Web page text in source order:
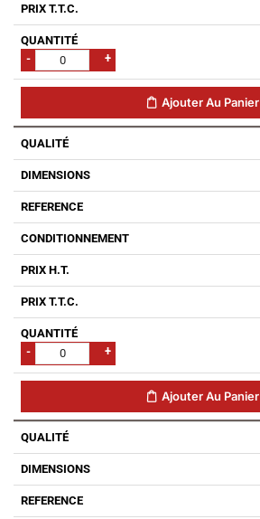
- +
Ajouter Au Panier
- +
Ajouter Au Panier